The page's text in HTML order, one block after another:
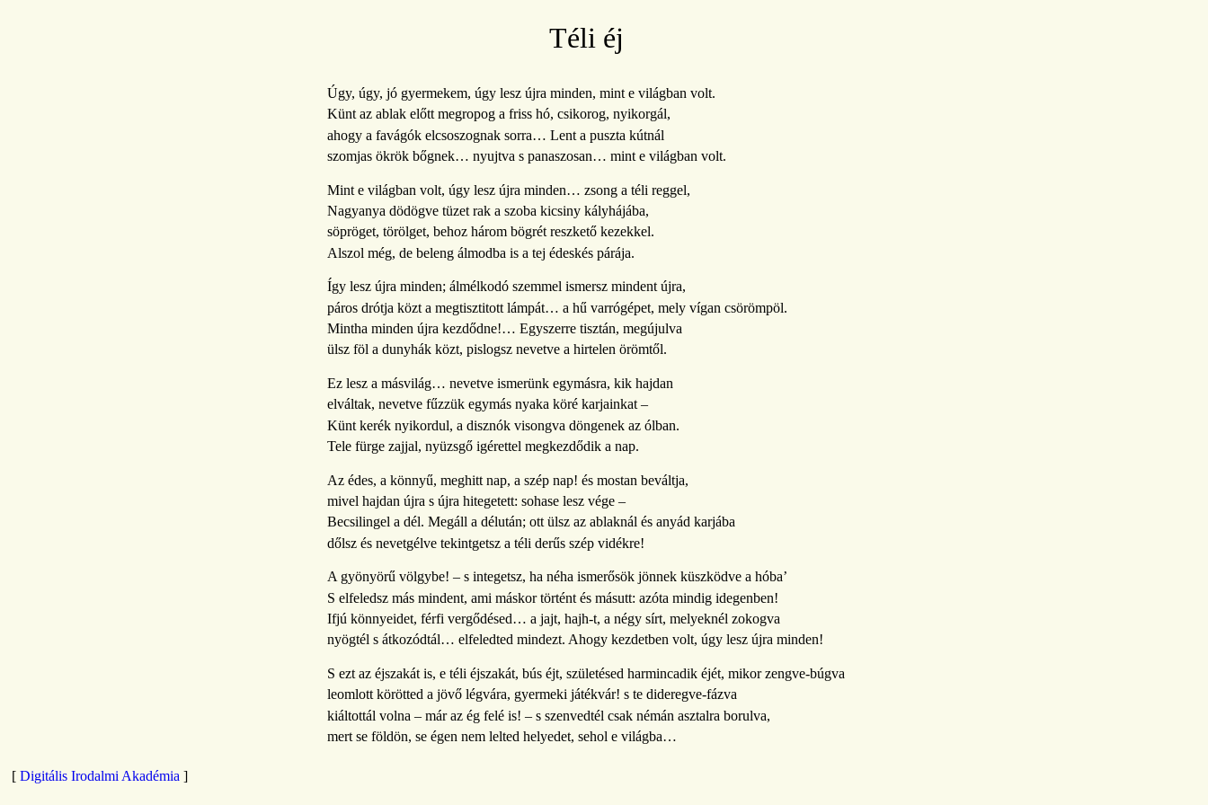
Téli éj
Úgy, úgy, jó gyermekem, úgy lesz újra minden, mint e világban volt.
Künt az ablak előtt megropog a friss hó, csikorog, nyikorgál,
ahogy a favágók elcsoszognak sorra… Lent a puszta kútnál
szomjas ökrök bőgnek… nyujtva s panaszosan… mint e világban volt.
Mint e világban volt, úgy lesz újra minden… zsong a téli reggel,
Nagyanya dödögve tüzet rak a szoba kicsiny kályhájába,
söpröget, törölget, behoz három bögrét reszkető kezekkel.
Alszol még, de beleng álmodba is a tej édeskés párája.
Így lesz újra minden; álmélkodó szemmel ismersz mindent újra,
páros drótja közt a megtisztitott lámpát… a hű varrógépet, mely vígan csörömpöl.
Mintha minden újra kezdődne!… Egyszerre tisztán, megújulva
ülsz föl a dunyhák közt, pislogsz nevetve a hirtelen örömtől.
Ez lesz a másvilág… nevetve ismerünk egymásra, kik hajdan
elváltak, nevetve fűzzük egymás nyaka köré karjainkat –
Künt kerék nyikordul, a disznók visongva döngenek az ólban.
Tele fürge zajjal, nyüzsgő igérettel megkezdődik a nap.
Az édes, a könnyű, meghitt nap, a szép nap! és mostan beváltja,
mivel hajdan újra s újra hitegetett: sohase lesz vége –
Becsilingel a dél. Megáll a délután; ott ülsz az ablaknál és anyád karjába
dőlsz és nevetgélve tekintgetsz a téli derűs szép vidékre!
A gyönyörű völgybe! – s integetsz, ha néha ismerősök jönnek küszködve a hóba’
S elfeledsz más mindent, ami máskor történt és másutt: azóta mindig idegenben!
Ifjú könnyeidet, férfi vergődésed… a jajt, hajh-t, a négy sírt, melyeknél zokogva
nyögtél s átkozódtál… elfeledted mindezt. Ahogy kezdetben volt, úgy lesz újra minden!
S ezt az éjszakát is, e téli éjszakát, bús éjt, születésed harmincadik éjét, mikor zengve-búgva
leomlott körötted a jövő légvára, gyermeki játékvár! s te dideregve-fázva
kiáltottál volna – már az ég felé is! – s szenvedtél csak némán asztalra borulva,
mert se földön, se égen nem lelted helyedet, sehol e világba…
[Digitális Irodalmi Akadémia ]